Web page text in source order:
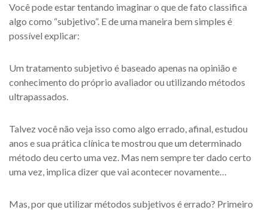
Você pode estar tentando imaginar o que de fato classifica
algo como “subjetivo”. E de uma maneira bem simples é
possível explicar:
Um tratamento subjetivo é baseado apenas na opinião e
conhecimento do próprio avaliador ou utilizando métodos
ultrapassados.
Talvez você não veja isso como algo errado, afinal, estudou
anos e sua prática clínica te mostrou que um determinado
método deu certo uma vez. Mas nem sempre ter dado certo
uma vez, implica dizer que vai acontecer novamente…
Mas, por que utilizar métodos subjetivos é errado? Primeiro